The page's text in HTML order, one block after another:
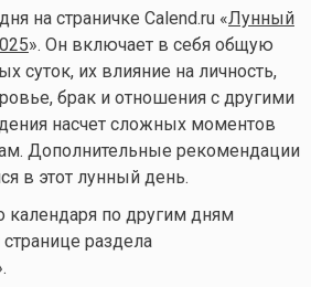
на страничке Calend.ru «Лунный
». Он включает в себя общую
суток, их влияние на личность,
брак и отношения с другими
насчет сложных моментов
Дополнительные рекомендации
в этот лунный день.
календаря по другим дням
раздела